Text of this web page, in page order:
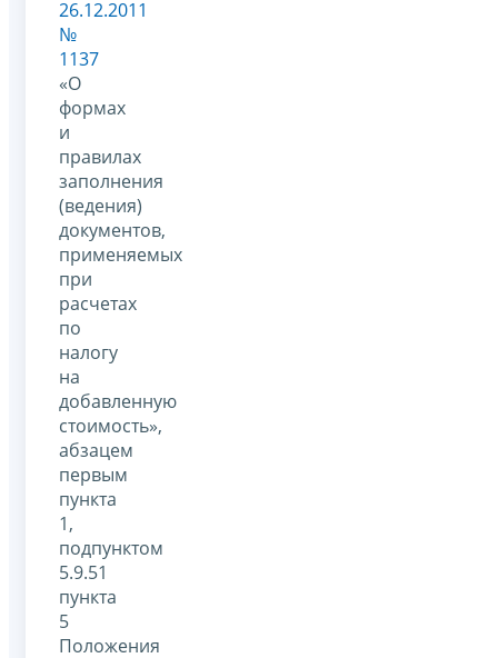
26.12.2011
№
1137
«О
формах
и
правилах
заполнения
(ведения)
документов,
применяемых
при
расчетах
по
налогу
на
добавленную
стоимость»,
абзацем
первым
пункта
1,
подпунктом
5.9.51
пункта
5
Положения